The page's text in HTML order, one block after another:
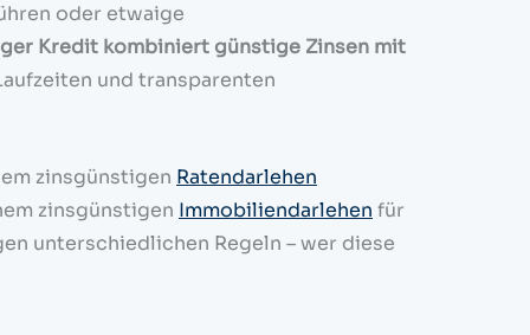
oder etwaige
Kredit kombiniert günstige Zinsen mit
und transparenten
zinsgünstigen Ratendarlehen
zinsgünstigen Immobiliendarlehen für
unterschiedlichen Regeln – wer diese